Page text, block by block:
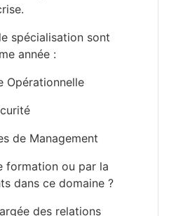
spécialisation sont
année :
Opérationnelle
de Management
formation ou par la
dans ce domaine ?
des relations